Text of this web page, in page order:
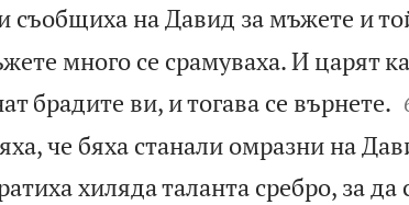
съобщиха на Давид за мъжете и
много се срамуваха. И царят
брадите ви, и тогава се върнете.
че бяха станали омразни на
хиляда таланта сребро, за да